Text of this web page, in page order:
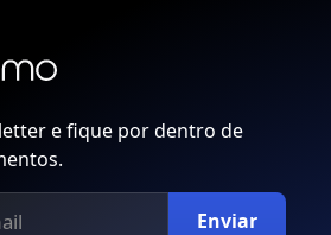
e fique por dentro de